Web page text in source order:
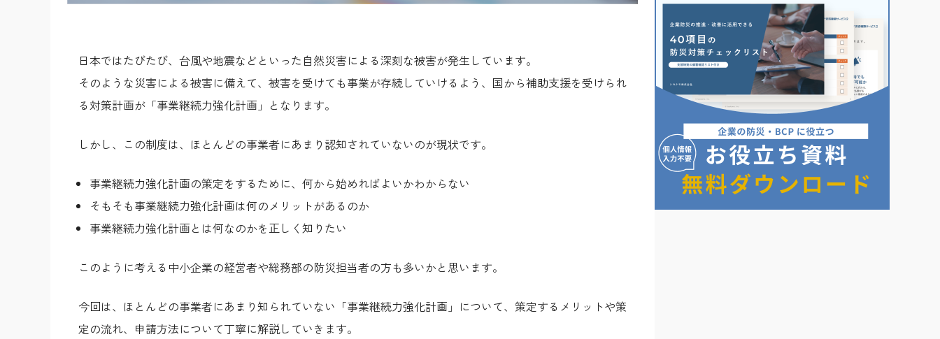
日本ではたびたび、台風や地震などといった自然災害による深刻な被害が発生しています。
そのような災害による被害に備えて、被害を受けても事業が存続していけるよう、国から補助支援を受けられ
る対策計画が「事業継続力強化計画」となります。
しかし、この制度は、ほとんどの事業者にあまり認知されていないのが現状です。
事業継続力強化計画の策定をするために、何から始めればよいかわからない
そもそも事業継続力強化計画は何のメリットがあるのか
事業継続力強化計画とは何なのかを正しく知りたい
このように考える中小企業の経営者や総務部の防災担当者の方も多いかと思います。
今回は、ほとんどの事業者にあまり知られていない「事業継続力強化計画」について、策定するメリットや策
定の流れ、申請方法について丁寧に解説していきます。